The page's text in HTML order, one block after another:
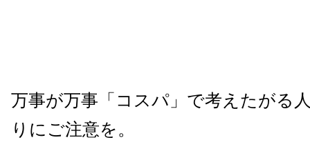
万事が万事「コスパ」で考えたがる
りにご注意を。